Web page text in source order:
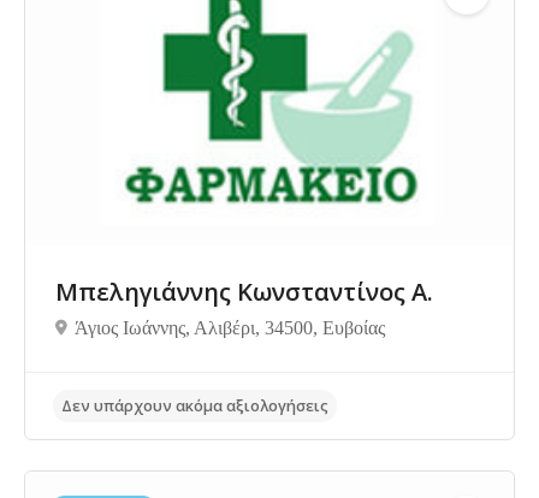
Μπεληγιάννης Κωνσταντίνος Α.
Άγιος Ιωάννης, Αλιβέρι, 34500, Ευβοίας